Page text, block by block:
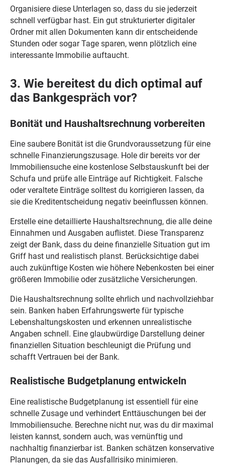
Organisiere diese Unterlagen so, dass du sie jederzeit
schnell verfügbar hast. Ein gut strukturierter digitaler
Ordner mit allen Dokumenten kann dir entscheidende
Stunden oder sogar Tage sparen, wenn plötzlich eine
interessante Immobilie auftaucht.
3. Wie bereitest du dich optimal auf
das Bankgespräch vor?
Bonität und Haushaltsrechnung vorbereiten
Eine saubere Bonität ist die Grundvoraussetzung für eine
schnelle Finanzierungszusage. Hole dir bereits vor der
Immobiliensuche eine kostenlose Selbstauskunft bei der
Schufa und prüfe alle Einträge auf Richtigkeit. Falsche
oder veraltete Einträge solltest du korrigieren lassen, da
sie die Kreditentscheidung negativ beeinflussen können.
Erstelle eine detaillierte Haushaltsrechnung, die alle deine
Einnahmen und Ausgaben auflistet. Diese Transparenz
zeigt der Bank, dass du deine finanzielle Situation gut im
Griff hast und realistisch planst. Berücksichtige dabei
auch zukünftige Kosten wie höhere Nebenkosten bei einer
größeren Immobilie oder zusätzliche Versicherungen.
Die Haushaltsrechnung sollte ehrlich und nachvollziehbar
sein. Banken haben Erfahrungswerte für typische
Lebenshaltungskosten und erkennen unrealistische
Angaben schnell. Eine glaubwürdige Darstellung deiner
finanziellen Situation beschleunigt die Prüfung und
schafft Vertrauen bei der Bank.
Realistische Budgetplanung entwickeln
Eine realistische Budgetplanung ist essentiell für eine
schnelle Zusage und verhindert Enttäuschungen bei der
Immobiliensuche. Berechne nicht nur, was du dir maximal
leisten kannst, sondern auch, was vernünftig und
nachhaltig finanzierbar ist. Banken schätzen konservative
Planungen, da sie das Ausfallrisiko minimieren.